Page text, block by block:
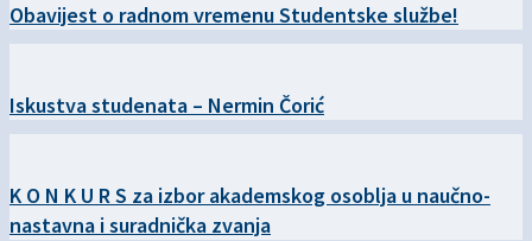
Obavijest o radnom vremenu Studentske službe!
Iskustva studenata – Nermin Čorić
K O N K U R S za izbor akademskog osoblja u naučno-
nastavna i suradnička zvanja